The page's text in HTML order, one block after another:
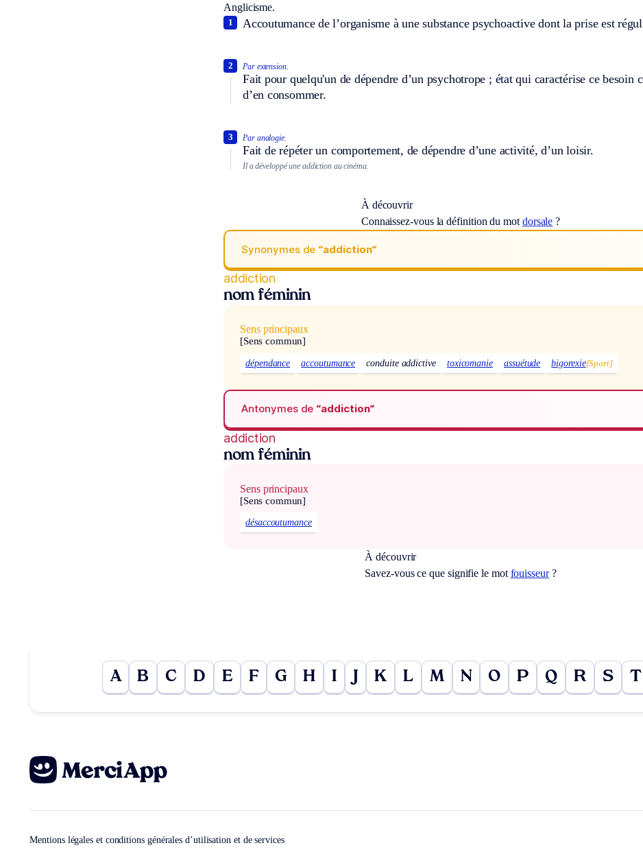
Anglicisme.
Accoutumance de l’organisme à une substance psychoactive dont la prise est
1
Par extension.
Fait pour quelqu'un de dépendre d’un psychotrope ; état qui caractérise ce besoin
d’en consommer.
2
Par analogie.
Fait de répéter un comportement, de dépendre d’une activité, d’un loisir.
3
Il a développé une addiction au cinéma.
À découvrir
Connaissez-vous la définition du mot dorsale ?
Synonymes de “addiction“
addiction
nom féminin
Sens principaux
[Sens commun]
dépendance accoutumance conduite addictive toxicomanie assuétude bigorexie[Sport]
Antonymes de “addiction“
addiction
nom féminin
Sens principaux
[Sens commun]
désaccoutumance
À découvrir
Savez-vous ce que signifie le mot fouisseur?
A B C D E F G H I J K L M N O P Q R S T
Mentions légales et conditions générales d’utilisation et de services